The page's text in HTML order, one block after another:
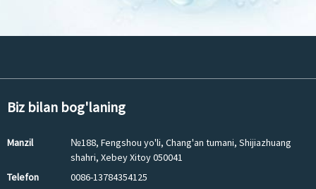
Biz bilan bog'laning
Manzil
№188, Fengshou yo'li, Chang'an tumani, Shijiazhuang
shahri, Xebey Xitoy 050041
Telefon
0086-13784354125